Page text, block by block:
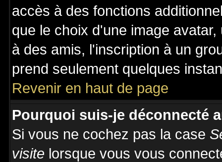
accès à des fonctions
que le choix d'une image
à des amis, l'inscription à un
prend seulement quelques
Revenir en haut de page
Pourquoi suis-je déconnecté
Si vous ne cochez pas la case
visite lorsque vous vous